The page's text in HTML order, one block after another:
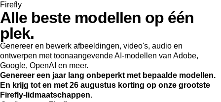
Firefly
Alle beste modellen op één
plek.
Genereer en bewerk afbeeldingen, video's, audio en
ontwerpen met toonaangevende AI-modellen van Adobe,
Google, OpenAI en meer.
Genereer een jaar lang onbeperkt met bepaalde modellen.
En krijg tot en met 26 augustus korting op onze grootste
Firefly-lidmaatschappen.